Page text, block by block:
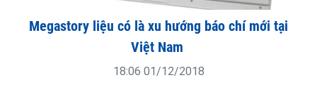
Megastory liệu có là xu hướng báo chí mới tại
Việt Nam
18:06 01/12/2018